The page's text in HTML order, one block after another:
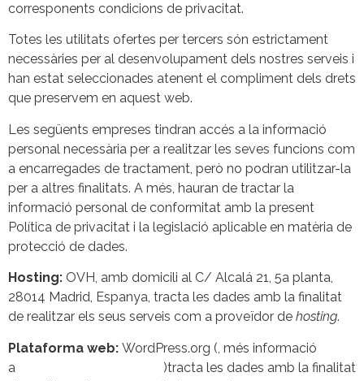
corresponents condicions de privacitat.
Totes les utilitats ofertes per tercers són estrictament
necessàries per al desenvolupament dels nostres serveis i
han estat seleccionades atenent el compliment dels drets
que preservem en aquest web.
Les següents empreses tindran accés a la informació
personal necessària per a realitzar les seves funcions com
a encarregades de tractament, però no podran utilitzar-la
per a altres finalitats. A més, hauran de tractar la
informació personal de conformitat amb la present
Política de privacitat i la legislació aplicable en matèria de
protecció de dades.
Hosting: OVH, amb domicili al C/ Alcalá 21, 5a planta,
28014 Madrid, Espanya, tracta les dades amb la finalitat
de realitzar els seus serveis com a proveïdor de hosting.
Plataforma web: WordPress.org (, més informació
a
)tracta les dades amb la finalitat